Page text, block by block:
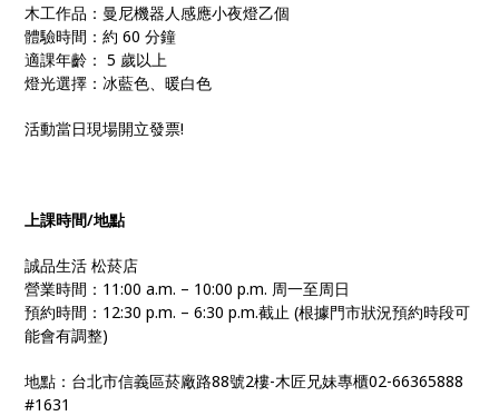
木工作品：曼尼機器人感應小夜燈乙個
體驗時間：約 60 分鐘
適課年齡： 5 歲以上
燈光選擇：冰藍色、暖白色
活動當日現場開立發票!
上課時間/地點
誠品生活 松菸店
營業時間：11:00 a.m. – 10:00 p.m. 周一至周日
預約時間：12:30 p.m. – 6:30 p.m.截止 (根據門市狀況預約時段可
能會有調整)
地點：台北市信義區菸廠路88號2樓-木匠兄妹專櫃02-66365888
#1631